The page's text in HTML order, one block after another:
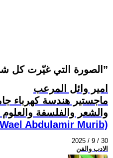
“الصورة التي غيّرت كل شيء”
امير وائل المرعب
ماجستير هندسة كهرباء
والشعر والفلسفة والعلوم
Abdulamir Murib)
2025 / 9 / 30
الادب والفن